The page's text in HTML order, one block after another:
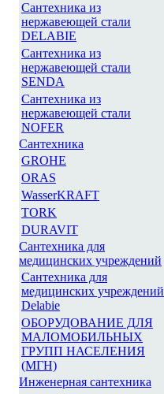
Сантехника из
нержавеющей стали
DELABIE
Сантехника из
нержавеющей стали
SENDA
Сантехника из
нержавеющей стали
NOFER
Сантехника
GROHE
ORAS
WasserKRAFT
TORK
DURAVIT
Сантехника для
медицинских учреждений
Сантехника для
медицинских учреждений
Delabie
ОБОРУДОВАНИЕ ДЛЯ
МАЛОМОБИЛЬНЫХ
ГРУПП НАСЕЛЕНИЯ
(МГН)
Инженерная сантехника